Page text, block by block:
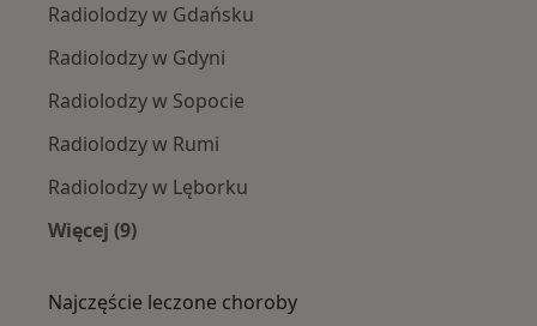
Radiolodzy w Gdańsku
Radiolodzy w Gdyni
Radiolodzy w Sopocie
Radiolodzy w Rumi
Radiolodzy w Lęborku
Więcej (9)
Najczęście leczone choroby